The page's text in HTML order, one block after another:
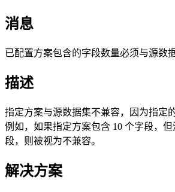
消息
已配置方案包含的字段数量必须与源数
描述
指定方案与源数据集不兼容，因为指定
例如，如果指定方案包含 10 个字段，
段，则被视为不兼容。
解决方案